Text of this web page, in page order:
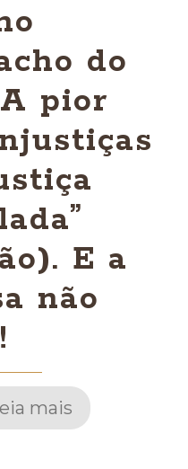
do
pior
E a
não
mais